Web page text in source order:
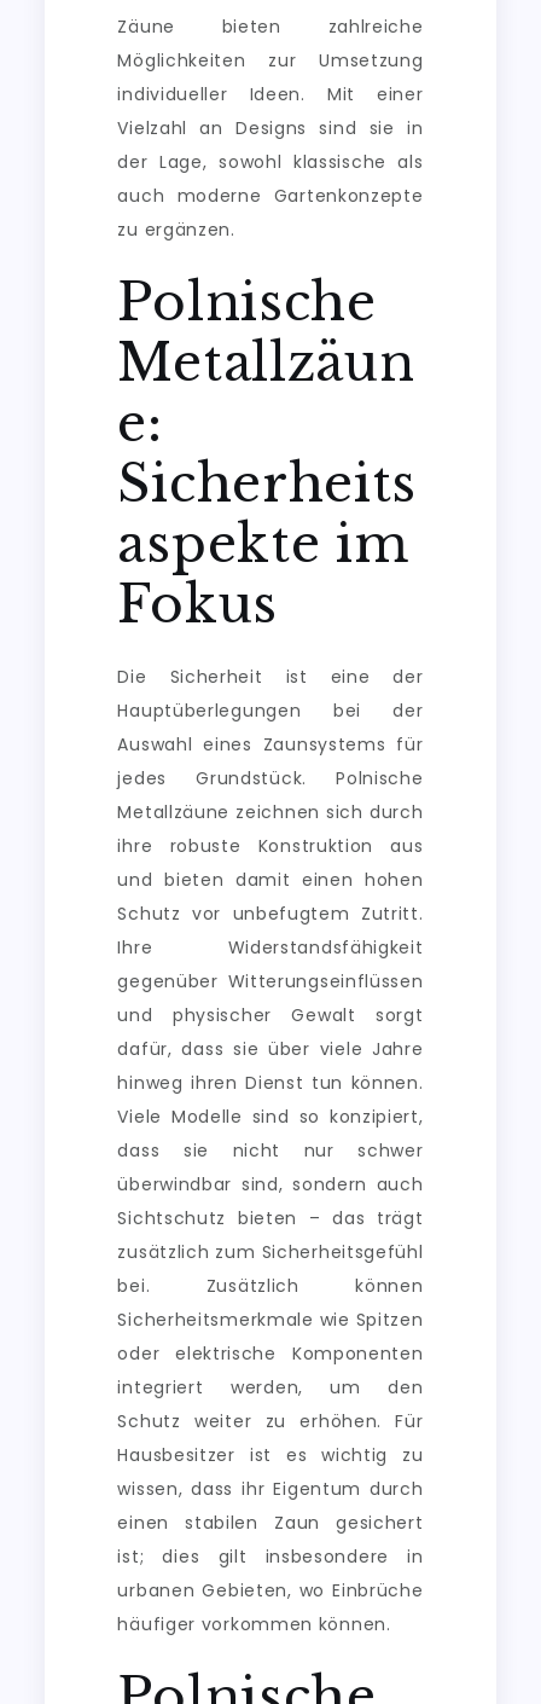
Zäune bieten zahlreiche
Möglichkeiten zur Umsetzung
individueller Ideen. Mit einer
Vielzahl an Designs sind sie in
der Lage, sowohl klassische als
auch moderne Gartenkonzepte
zu ergänzen.
Polnische
Metallzäun
e:
Sicherheits
aspekte im
Fokus
Die Sicherheit ist eine der
Hauptüberlegungen bei der
Auswahl eines Zaunsystems für
jedes Grundstück. Polnische
Metallzäune zeichnen sich durch
ihre robuste Konstruktion aus
und bieten damit einen hohen
Schutz vor unbefugtem Zutritt.
Ihre Widerstandsfähigkeit
gegenüber Witterungseinflüssen
und physischer Gewalt sorgt
dafür, dass sie über viele Jahre
hinweg ihren Dienst tun können.
Viele Modelle sind so konzipiert,
dass sie nicht nur schwer
überwindbar sind, sondern auch
Sichtschutz bieten – das trägt
zusätzlich zum Sicherheitsgefühl
bei. Zusätzlich können
Sicherheitsmerkmale wie Spitzen
oder elektrische Komponenten
integriert werden, um den
Schutz weiter zu erhöhen. Für
Hausbesitzer ist es wichtig zu
wissen, dass ihr Eigentum durch
einen stabilen Zaun gesichert
ist; dies gilt insbesondere in
urbanen Gebieten, wo Einbrüche
häufiger vorkommen können.